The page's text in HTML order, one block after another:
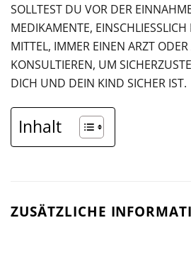
SOLLTEST DU VOR DER
MEDIKAMENTE, EINSCHLIESSLICH
ITTEL, IMMER EINEN ARZT ODER
ONSULTIEREN, UM
ICH UND DEIN KIND SICHER IST.
Inhalt
ZUSÄTZLICHE